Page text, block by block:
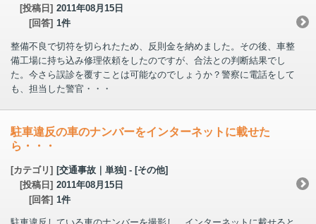
[投稿日] 2011年08月15日
[回答] 1件
整備不良で切符を切られたため、反則金を納めました。その後、車整
備工場に持ち込み修理依頼をしたのですが、合法との判断結果でし
た。今さら誤診を覆すことは可能なのでしょうか？警察に電話をして
も、担当した警官・・・
駐車違反の車のナンバーをインターネットに載せた
ら・・・
[カテゴリ] [交通事故｜単独] - [その他]
[投稿日] 2011年08月15日
[回答] 1件